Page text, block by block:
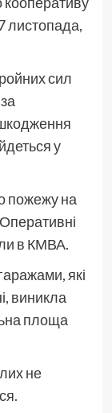
листопада,
сил
у
пожежу на
в КМВА.
які
виникла
площа
не